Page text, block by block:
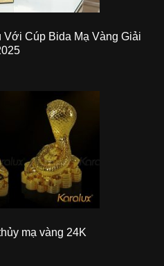
Cúp Bida Mạ Vàng Giải
mạ vàng 24K